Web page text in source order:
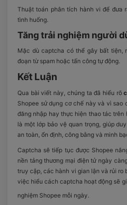
Thuật toán phân tích hành vi để đưa
tình huống.
Tăng trải nghiệm người
Mặc dù captcha có thể gây bất tiện,
đoạn từ spam hoặc tấn công tự động.
Kết Luận
Qua bài viết này, chúng ta đã hiểu rõ
Shopee sử dụng cơ chế này và vì sao
đăng nhập hay thực hiện thao tác
là một lớp bảo vệ quan trọng, giúp
an toàn, ổn định, công bằng và minh
Captcha sẽ tiếp tục được Shopee
nền tảng thương mại điện tử ngày
truy cập, các hành vi gian lận và rủi ro
việc hiểu cách captcha hoạt động sẽ
nghiệm Shopee mỗi ngày.